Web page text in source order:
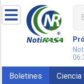
Boletines Ciencia